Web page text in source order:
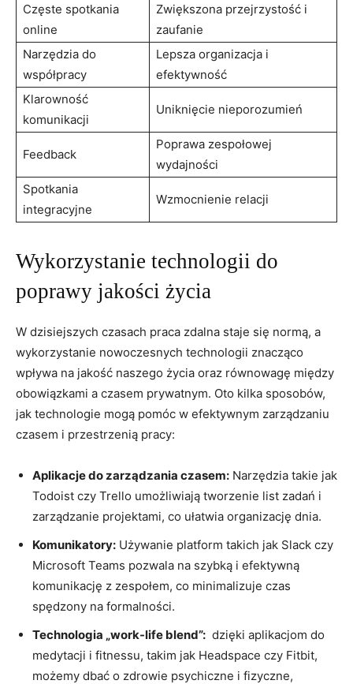
Częste spotkania
online
Zwiększona przejrzystość ⁤i
zaufanie
Narzędzia do⁣
współpracy
Lepsza organizacja i
efektywność
Klarowność‌
komunikacji
Uniknięcie nieporozumień
Feedback
Poprawa zespołowej
wydajności
Spotkania
integracyjne
Wzmocnienie⁤ relacji
Wykorzystanie​ technologii do⁤
poprawy ​jakości życia
W dzisiejszych czasach praca ‍zdalna staje ⁣się normą, a
wykorzystanie nowoczesnych ​technologii znacząco
wpływa ⁢na jakość naszego ⁢życia‌ oraz⁣ równowagę ​między
⁣obowiązkami a ⁢czasem prywatnym. Oto kilka sposobów,
jak technologie mogą pomóc w efektywnym zarządzaniu
czasem i przestrzenią pracy:
Aplikacje do zarządzania czasem: Narzędzia takie jak
⁤Todoist czy Trello umożliwiają tworzenie⁣ list zadań i
zarządzanie ​projektami,‍ co ‍ułatwia⁢ organizację ⁣dnia.
Komunikatory: Używanie‌ platform takich jak Slack czy
Microsoft Teams‍ pozwala⁤ na szybką i efektywną
komunikację z zespołem,⁢ co⁤ minimalizuje czas
⁣spędzony na⁢ formalności.
Technologia⁣ „work-life blend”: ‍ dzięki aplikacjom‍ do
medytacji i fitnessu, ⁣takim jak Headspace‌ czy Fitbit,⁤
możemy dbać o zdrowie psychiczne‍ i fizyczne,